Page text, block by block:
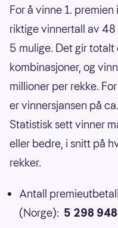
For å vinne 1.
riktige vinnertall av
5 mulige. Det gir
kombinasjoner, og
millioner per rekke.
er vinnersjansen på
Statistisk sett vinner
eller bedre, i snitt på
rekker.
Antall
(Norge): 5 298 948